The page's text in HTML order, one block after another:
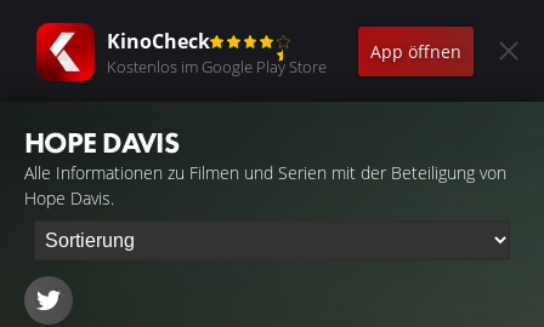
KinoCheck
Kostenlos im Google Play Store
App öffnen
HOPE DAVIS
Alle Informationen zu Filmen und Serien mit der Beteiligung von
Hope Davis.